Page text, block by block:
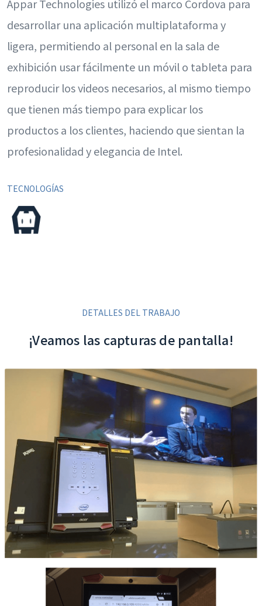
Appar Technologies utilizó el marco Cordova para
desarrollar una aplicación multiplataforma y
ligera, permitiendo al personal en la sala de
exhibición usar fácilmente un móvil o tableta para
reproducir los videos necesarios, al mismo tiempo
que tienen más tiempo para explicar los
productos a los clientes, haciendo que sientan la
profesionalidad y elegancia de Intel.
TECNOLOGÍAS
DETALLES DEL TRABAJO
¡Veamos las capturas de pantalla!